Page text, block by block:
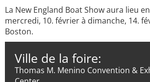
La New England Boat Show aura lieu
mercredi, 10. février à dimanche, 14.
Boston.
Ville de la foire:
Thomas M. Menino Convention &